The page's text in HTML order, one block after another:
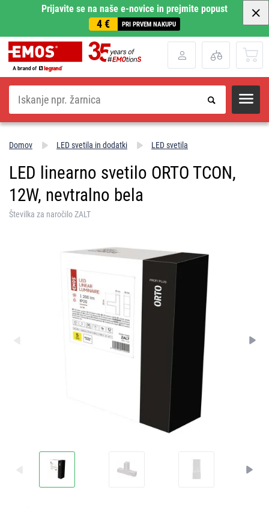
Prijavite se na naše e-novice in prejmite popust
4 € PRI PRVEM NAKUPU
Iskanje
Domov LED svetila in dodatki LED svetila
LED linearno svetilo ORTO TCON,
12W, nevtralno bela
Številka za naročilo ZALT